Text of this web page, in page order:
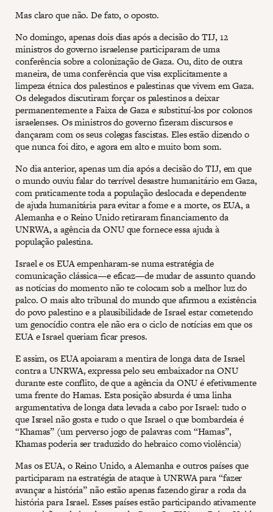
Mas claro que não. De fato, o oposto.
No domingo, apenas dois dias após a decisão do TIJ, 12
ministros do governo israelense participaram de uma
conferência sobre a colonização de Gaza. Ou, dito de outra
maneira, de uma conferência que visa explicitamente a
limpeza étnica dos palestinos e palestinas que vivem em Gaza.
Os delegados discutiram forçar os palestinos a deixar
permanentemente a Faixa de Gaza e substituí-los por colonos
israelenses. Os ministros do governo fizeram discursos e
dançaram com os seus colegas fascistas. Eles estão dizendo o
que nunca foi dito, e agora em alto e muito bom som.
No dia anterior, apenas um dia após a decisão do TIJ, em que
o mundo ouviu falar do terrível desastre humanitário em Gaza,
com praticamente toda a população deslocada e dependente
de ajuda humanitária para evitar a fome e a morte, os EUA, a
Alemanha e o Reino Unido retiraram financiamento da
UNRWA, a agência da ONU que fornece essa ajuda à
população palestina.
Israel e os EUA empenharam-se numa estratégia de
comunicação clássica—e eficaz—de mudar de assunto quando
as notícias do momento não te colocam sob a melhor luz do
palco. O mais alto tribunal do mundo que afirmou a existência
do povo palestino e a plausibilidade de Israel estar cometendo
um genocídio contra ele não era o ciclo de notícias em que os
EUA e Israel queriam ficar presos.
E assim, os EUA apoiaram a mentira de longa data de Israel
contra a UNRWA, expressa pelo seu embaixador na ONU
durante este conflito, de que a agência da ONU é efetivamente
uma frente do Hamas. Esta posição absurda é uma linha
argumentativa de longa data levada a cabo por Israel: tudo o
que Israel não gosta e tudo o que Israel o que bombardeia é
“Khamas” (um perverso jogo de palavras com “Hamas”,
Khamas poderia ser traduzido do hebraico como violência)
Mas os EUA, o Reino Unido, a Alemanha e outros países que
participaram na estratégia de ataque à UNRWA para “fazer
avançar a história” não estão apenas fazendo girar a roda da
história para Israel. Esses países estão participando ativamente